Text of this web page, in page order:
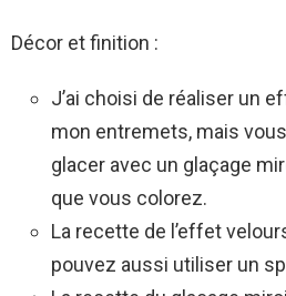
Décor et finition :
J’ai choisi de réaliser un
mon entremets, mais
glacer avec un glaçage
que vous colorez.
La recette de l’effet
pouvez aussi utiliser un